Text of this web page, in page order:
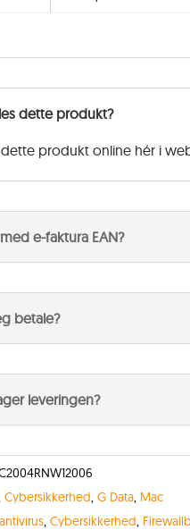
dette produkt?
dette produkt online hér i
e-faktura EAN?
betale?
leveringen?
Cybersikkerhed, G Data, Mac
antivirus, Cybersikkerhed,